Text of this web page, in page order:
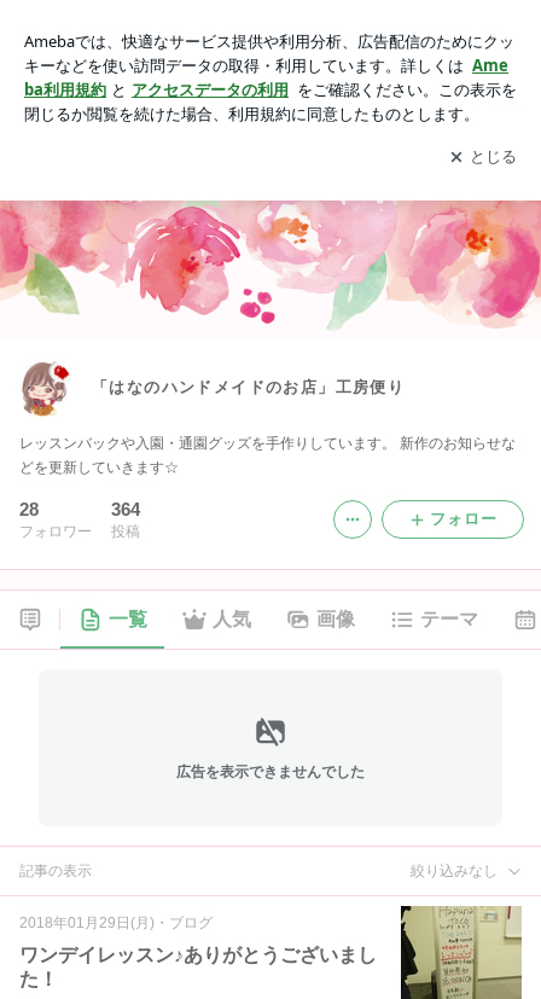
アプリをダウンロードして ブログの更新通知
を受け取りまし
ょう。
開く
「はなのハンドメイドのお店」工房便り
レッスンバックや入園・通園グッズを手作りしています。 新作のお知らせな
どを更新していきます☆
28
フォロワー
364
投稿
フォロー
一覧 人気 画像 テーマ
広告を表示できませんでした
記事の表示 絞り込みなし
2018年01月29日(月) ・ ブログ
ワンデイレッスン♪ありがとうございまし
た！